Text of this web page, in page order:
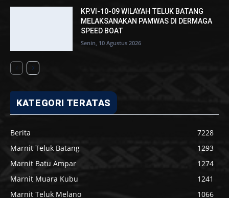
KP.VI-10-09 WILAYAH TELUK BATANG
MELAKSANAKAN PAMWAS DI DERMAGA
SPEED BOAT
Senin, 10 Agustus 2026
KATEGORI TERATAS
Berita
7228
Marnit Teluk Batang
1293
Marnit Batu Ampar
1274
Marnit Muara Kubu
1241
Marnit Teluk Melano
1066